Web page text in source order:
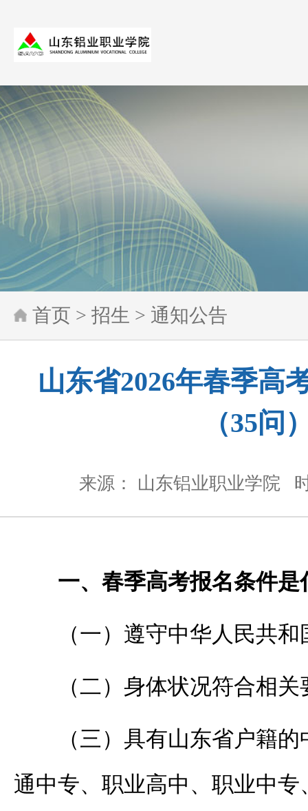
首页 > 招生 > 通知公告
山东省2026年春季高
（35问
来源： 山东铝业职业学院
一、春季高考报名条件是
（一）遵守中华人民共
（二）身体状况符合相
（三）具有山东省户籍
通中专、职业高中、职业中